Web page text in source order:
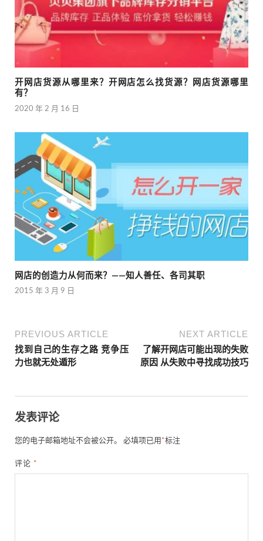
开网店货源从哪里来？开网店怎么找货源？网店货源哪里
有？
2020 年 2 月 16 日
网店的创造力从何而来？——知人善任、各司其职
2015 年 3 月 9 日
PREVIOUS ARTICLE
找到自己的生存之路 竞争压
力也就无处遁形
NEXT ARTICLE
了解开网店可能出现的失败
原因 从失败中寻找成功技巧
发表评论
您的电子邮箱地址不会被公开。 必填项已用 *标注
评论 *